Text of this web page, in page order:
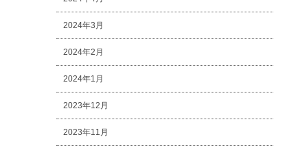
2024年3月
2024年2月
2024年1月
2023年12月
2023年11月